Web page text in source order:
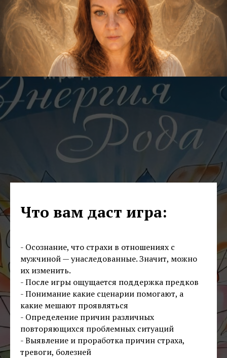
Что вам даст игра:
- Осознание, что страхи в отношениях с
мужчиной — унаследованные. Значит, можно
их изменить.
- После игры ощущается поддержка предков
- Понимание какие сценарии помогают, а
какие мешают проявляться
- Определение причин различных
повторяющихся проблемных ситуаций
- Выявление и проработка причин страха,
тревоги, болезней